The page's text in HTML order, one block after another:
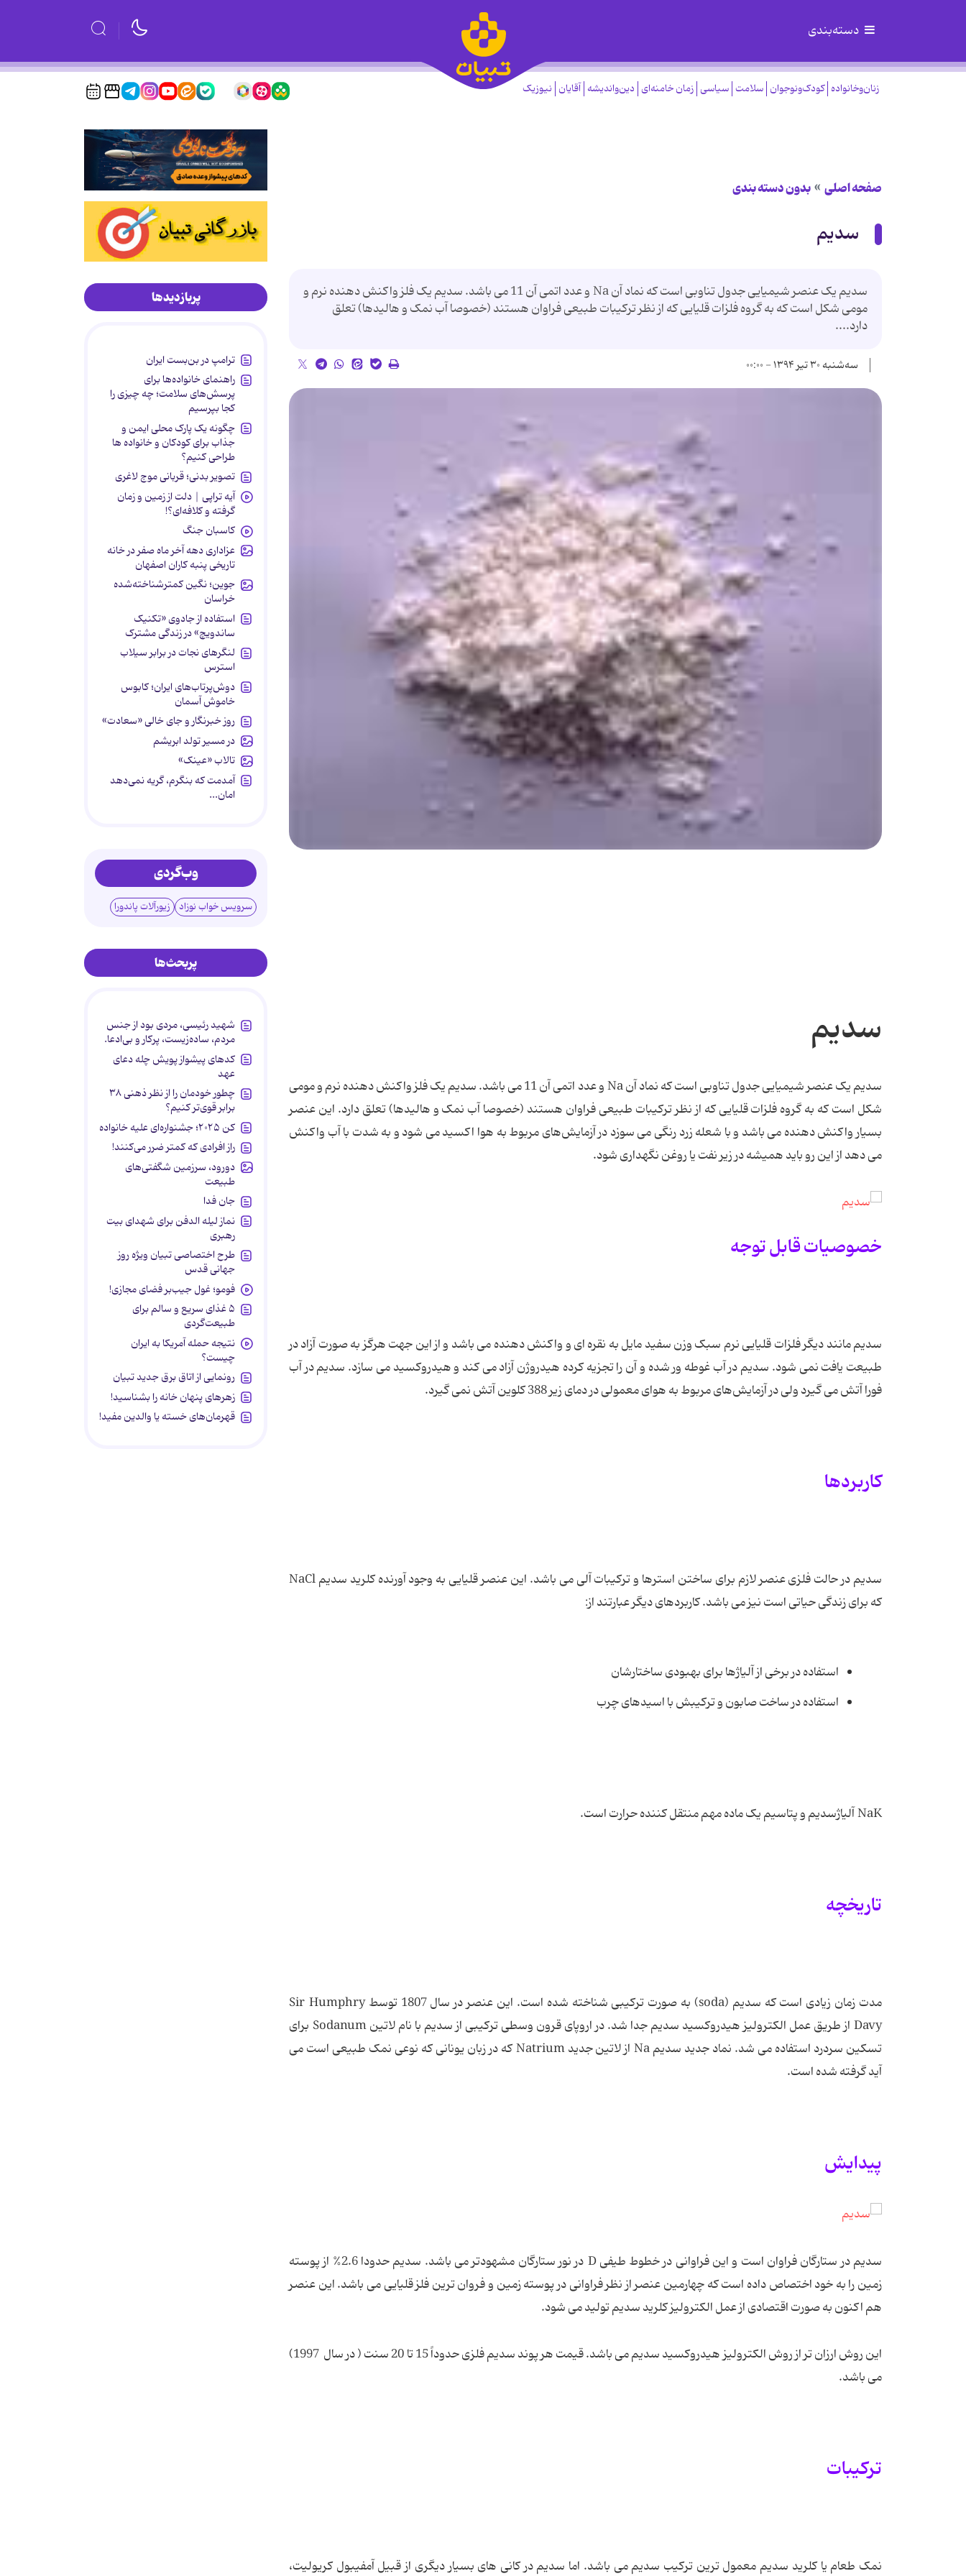
دسته‌بندی
زنان‌وخانواده کودک‌ونوجوان سلامت سیاسی زمان خامنه‌ای دین‌واندیشه آقایان نیوزیک
صفحه اصلی بدون دسته بندی
سدیم
سدیم یک عنصر شیمیایى جدول تناوبی است که نماد آن Na و عدد اتمی آن 11 می باشد. سدیم یک فلز واکنش دهنده نرم و
مومی شکل است که به گروه فلزات قلیایی که از نظر ترکیبات طبیعی فراوان هستند (خصوصا آب نمک و هالیدها) تعلق
دارد....
سه‌شنبه ۳۰ تیر ۱۳۹۴ - ۰۰:۰۰
سدیم
سدیم یک عنصر شیمیایى جدول تناوبی است که نماد آن Na و عدد اتمی آن 11 می باشد. سدیم یک فلز واکنش دهنده نرم و مومی
شکل است که به گروه فلزات قلیایی که از نظر ترکیبات طبیعی فراوان هستند (خصوصا آب نمک و هالیدها) تعلق دارد. این عنصر
بسیار واکنش دهنده می باشد و با شعله زرد رنگی می سوزد در آزمایش‌های مربوط به هوا اکسید می شود و به شدت با آب واکنش
می دهد از این رو باید همیشه در زیر نفت یا روغن نگهداری شود.
خصوصیات قابل توجه
سدیم مانند دیگر فلزات قلیایی نرم سبک وزن سفید مایل به نقره ای و واکنش دهنده می باشد و از این جهت هرگز به صورت آزاد در
طبیعت یافت نمی شود. سدیم در آب غوطه ور شده و آن را تجزیه کرده هیدروژن آزاد می کند و هیدروکسید می سازد. سدیم در آب
فورا آتش می گیرد ولی در آزمایش‌های مربوط به هوای معمولی در دمای زیر 388 کلوین آتش نمی گیرد.
کاربردها
سدیم در حالت فلزی عنصر لازم برای ساختن استرها و ترکیبات آلی می باشد. این عنصر قلیایی به وجود آورنده کلرید سدیم NaCl
که برای زندگی حیاتی است نیز می باشد. کاربردهای دیگر عبارتند از:
استفاده در برخی از آلیاژها برای بهبودی ساختارشان
استفاده در ساخت صابون و ترکیبش با اسیدهای چرب
NaK آلیاژسدیم و پتاسیم یک ماده مهم منتقل کننده حرارت است.
تاریخچه
مدت زمان زیادی است که سدیم (soda) به صورت ترکیبی شناخته شده است. این عنصر در سال 1807 توسط Sir Humphry
Davy از طریق عمل الکترولیز هیدروکسید سدیم جدا شد. در اروپای قرون وسطی ترکیبی از سدیم با نام لاتین Sodanum برای
تسکین سردرد استفاده می شد. نماد جدید سدیم Na از لاتین جدید Natrium که در زبان یونانی که نوعی نمک طبیعی است می
آید گرفته شده است.
پیدایش
سدیم در ستارگان فراوان است و این فراوانی در خطوط طیفی D در نور ستارگان مشهودتر می باشد. سدیم حدودا 2.6% از پوسته
زمین را به خود اختصاص داده است که چهارمین عنصر از نظر فراوانی در پوسته زمین و فروان ترین فلز قلیایی می باشد. این عنصر
هم اکنون به صورت اقتصادی از عمل الکترولیز کلرید سدیم تولید می شود.
این روش ارزان تر از روش الکترولیز هیدروکسید سدیم می باشد. قیمت هر پوند سدیم فلزی حدوداً 15 تا 20 سنت ( در سال 1997)
می باشد.
ترکیبات
نمک طعام یا کلرید سدیم معمول ترین ترکیب سدیم می باشد. اما سدیم در کانی های بسیار دیگری از قبیل آمفیبول کریولیت،
پربازدیدها
ترامپ در بن‌بست ایران
راهنمای خانواده‌ها برای
پرسش‌های سلامت؛ چه چیزی را
کجا بپرسیم
چگونه یک پارک محلی ایمن و
جذاب برای کودکان و خانواده ها
طراحی کنیم؟
تصویر بدنی؛ قربانی موج لاغری
آیه تراپی | دلت از زمین و زمان
گرفته و کلافه‌ای؟!
کاسبان جنگ
عزاداری دهه آخر ماه صفر در خانه
تاریخی پنبه کاران اصفهان
جوین؛ نگین کمترشناخته‌شده
خراسان
استفاده از جادوی «تکنیک
ساندویچ» در زندگی مشترک
لنگرهای نجات در برابر سیلاب
استرس
دوش‌پرتاب‌های ایران؛ کابوس
خاموش آسمان
روز خبرنگار و جای خالی «سعادت»
در مسیر تولد ابریشم
تالاب «عینک»
آمدمت که بنگرم، گریه نمی‌دهد
امان...
وب‌گردی
سرویس خواب نوزاد زیورآلات پاندورا
پربحث‌ها
شهید رئیسی، مردی بود از جنس
مردم، ساده‌زیست، پرکار و بی‌ادعا.
کدهای پیشواز پویش چله دعای
عهد
چطور خودمان را از نظر ذهنی ۳۸
برابر قوی‌تر کنیم؟
کن ۲۰۲۵؛ جشنواره‌ای علیه خانواده
راز افرادی که کمتر ضرر می‌کنند!
دورود، سرزمین شگفتی‌های
طبیعت
جان فدا
نماز لیله الدفن برای شهدای بیت
رهبری
طرح اختصاصی تبیان ویژه روز
جهانی قدس
فومو؛ غول جیب‌بر فضای مجازی!
۵ غذای سریع و سالم برای
طبیعت‌گردی
نتیجه حمله آمریکا به ایران
چیست؟
رونمایی از اتاق برق جدید تبیان
زهرهای پنهان خانه را بشناسید!
قهرمان‌های خسته یا والدین مفید!